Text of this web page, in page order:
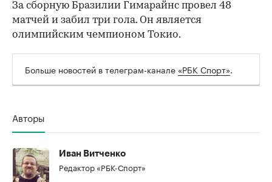
00:00 / 00:00
За сборную Бразилии Гимарайнс провел 48
матчей и забил три гола. Он является
олимпийским чемпионом Токио.
Больше новостей в телеграм-канале «РБК Спорт».
Авторы
Иван Витченко
Редактор «РБК-Спорт»